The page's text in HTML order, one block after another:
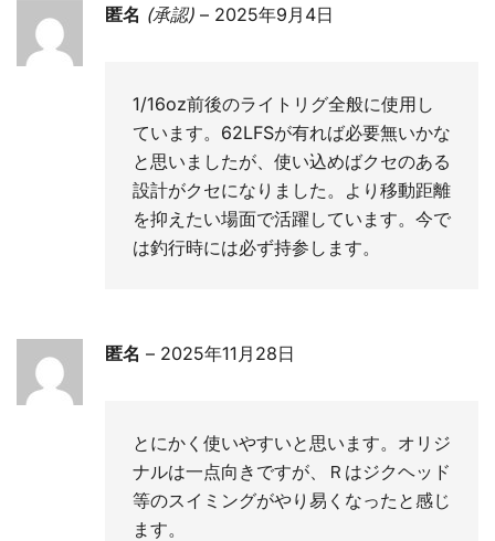
匿名 (承認) – 2025年9月4日
1/16oz前後のライトリグ全般に使用し
ています。62LFSが有れば必要無いかな
と思いましたが、使い込めばクセのある
設計がクセになりました。より移動距離
を抑えたい場面で活躍しています。今で
は釣行時には必ず持参します。
匿名 – 2025年11月28日
とにかく使いやすいと思います。オリジ
ナルは一点向きですが、Ｒはジクヘッド
等のスイミングがやり易くなったと感じ
ます。